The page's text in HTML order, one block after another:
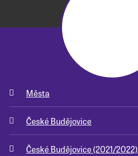
Města
České Budějovice
České Budějovice (2021/2022)